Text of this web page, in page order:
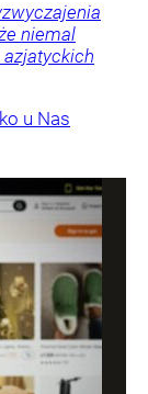
niemal
azjatyckich
u Nas